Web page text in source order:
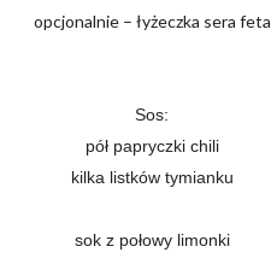
opcjonalnie – łyżeczka sera feta
Sos:
pół papryczki chili
kilka listków tymianku
sok z połowy limonki